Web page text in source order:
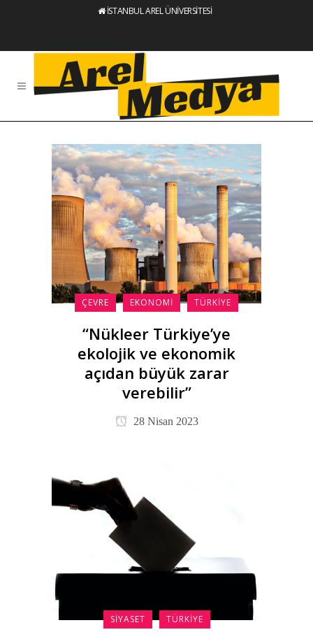
İSTANBUL AREL ÜNİVERSİTESİ
ÇEVRE EKONOMI TÜRKIYE
“Nükleer Türkiye’ye
ekolojik ve ekonomik
açıdan büyük zarar
verebilir”
28 Nisan 2023
SIYASET TÜRKIYE